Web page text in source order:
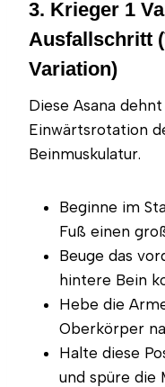
3. Krieger 1
Ausfallschritt
Variation)
Diese Asana
Einwärtsrotation
Beinmuskulatur.
Beginne im
Fuß einen
Beuge das
hintere Bein
Hebe die
Oberkörper
Halte diese
und spüre die